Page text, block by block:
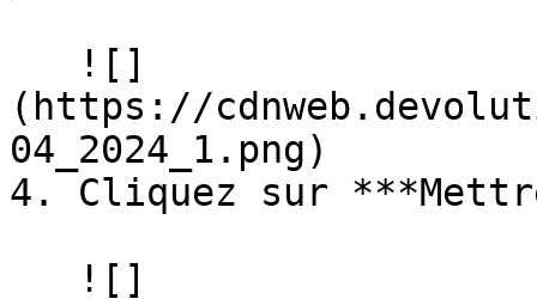
(https://
04_2024_1.png)
4. Cliquez sur